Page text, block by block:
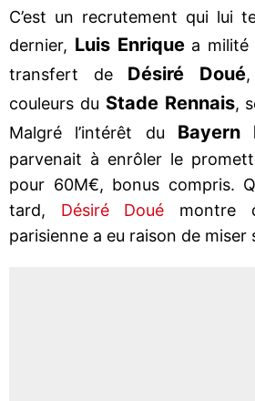
C’est un recrutement qui lui
dernier, Luis Enriquea milité
transfert de Désiré Doué
couleurs du Stade Rennais,
Malgré l’intérêt du Bayern
parvenait à enrôler le
pour 60M€, bonus compris.
tard, Désiré Doué montre
parisienne a eu raison de miser